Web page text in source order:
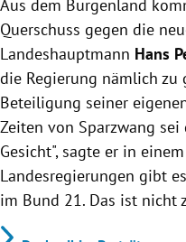
seiner eigenen Partei
von Sparzwang.
Er bemängelt, dass
den alltäglichen
ablenken.
Doskozil droht mit
die Bundesregierung,
Pensionssystem
Aus dem Burgenland
Querschuss gegen die
Landeshauptmann Hans
die Regierung nämlich
Beteiligung seiner
Zeiten von Sparzwang sei
Gesicht", sagte er in
Landesregierungen gibt
im Bund 21. Das ist nicht